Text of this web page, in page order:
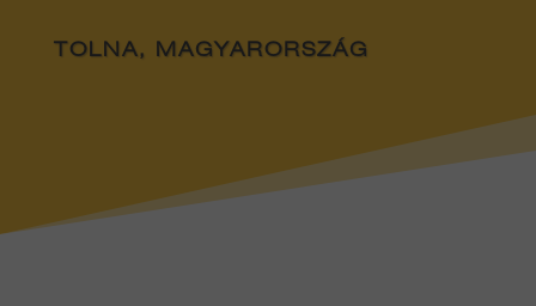
TOLNA, MAGYARORSZÁG